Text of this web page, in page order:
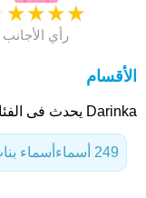
★
★
★
★
رأي الأجانب
الأقسام
Darinka يحدث فى الفئات التالية
أسماء 249 أسماء